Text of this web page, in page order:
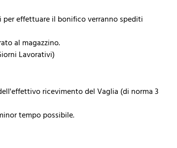
effettuare il bonifico verranno spediti
al magazzino.
Lavorativi)
ricevimento del Vaglia (di norma 3
tempo possibile.